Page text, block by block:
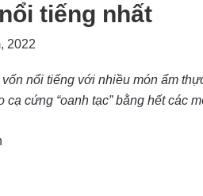
tiếng nhất
2022
vốn nổi tiếng với nhiều món ẩm
cạ cứng “oanh tạc” bằng hết các